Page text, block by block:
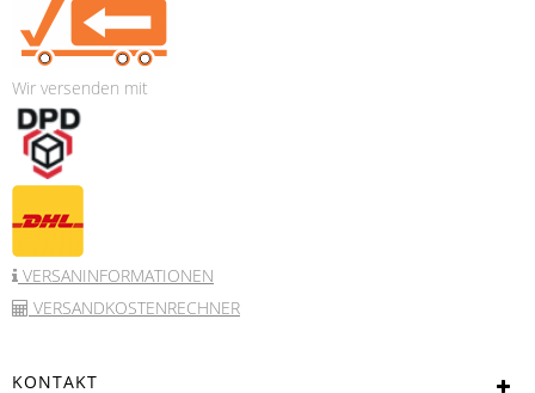
Wir versenden mit
VERSANINFORMATIONEN
VERSANDKOSTENRECHNER
KONTAKT